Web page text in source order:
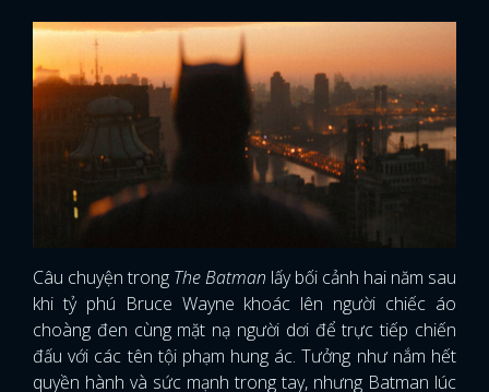
Câu chuyện trong The Batman lấy bối cảnh hai năm sau
khi tỷ phú Bruce Wayne khoác lên người chiếc áo
choàng đen cùng mặt nạ người dơi để trực tiếp chiến
đấu với các tên tội phạm hung ác. Tưởng như nắm hết
quyền hành và sức mạnh trong tay, nhưng Batman lúc